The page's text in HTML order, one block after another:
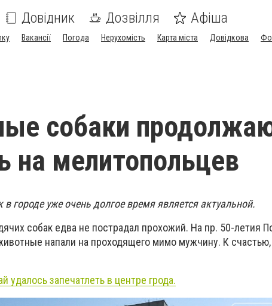
Довідник Дозвілля Афіша
Вакансії Погода Нерухомість Карта міста Довідкова
собаки
на мелитопольцев
городе уже очень долгое время является актуальной.
собак едва не пострадал прохожий. На пр. 50-летия
напали на проходящего мимо мужчину. К
удалось запечатлеть в центре грода.